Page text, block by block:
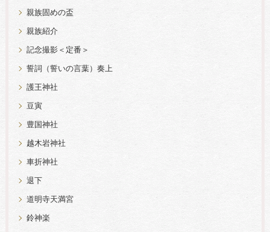
親族固めの盃
親族紹介
記念撮影＜定番＞
誓詞（誓いの言葉）奏上
護王神社
豆寅
豊国神社
越木岩神社
車折神社
退下
道明寺天満宮
鈴神楽